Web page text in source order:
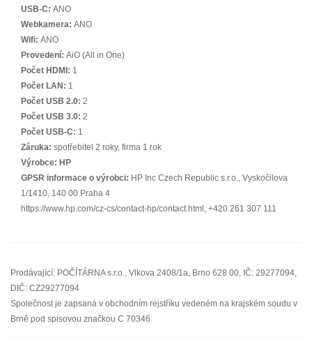
USB-C: ANO
Webkamera: ANO
Wifi: ANO
Provedení: AiO (All in One)
Počet HDMI: 1
Počet LAN: 1
Počet USB 2.0: 2
Počet USB 3.0: 2
Počet USB-C: 1
Záruka: spotřebitel 2 roky, firma 1 rok
Výrobce: HP
GPSR informace o výrobci: HP Inc Czech Republic s.r.o., Vyskočilova
1/1410, 140 00 Praha 4
https://www.hp.com/cz-cs/contact-hp/contact.html, +420 261 307 111
Prodávající: POČÍTÁRNA s.r.o., Vlkova 2408/1a, Brno 628 00, IČ: 29277094,
DIČ: CZ29277094
Společnost je zapsaná v obchodním rejstříku vedeném na krajském soudu v
Brně pod spisovou značkou C 70346